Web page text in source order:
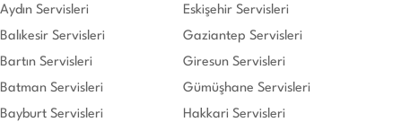
Aydın Servisleri
Balıkesir Servisleri
Bartın Servisleri
Batman Servisleri
Bayburt Servisleri
Eskişehir Servisleri
Gaziantep Servisleri
Giresun Servisleri
Gümüşhane Servisleri
Hakkari Servisleri